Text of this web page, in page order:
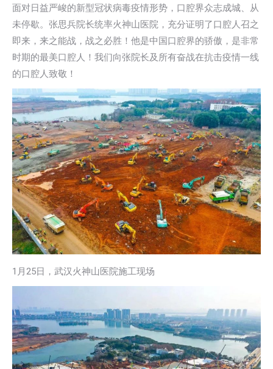
面对日益严峻的新型冠状病毒疫情形势，口腔界众志成城、从
未停歇。张思兵院长统率火神山医院，充分证明了口腔人召之
即来，来之能战，战之必胜！他是中国口腔界的骄傲，是非常
时期的最美口腔人！我们向张院长及所有奋战在抗击疫情一线
的口腔人致敬！
1月25日，武汉火神山医院施工现场